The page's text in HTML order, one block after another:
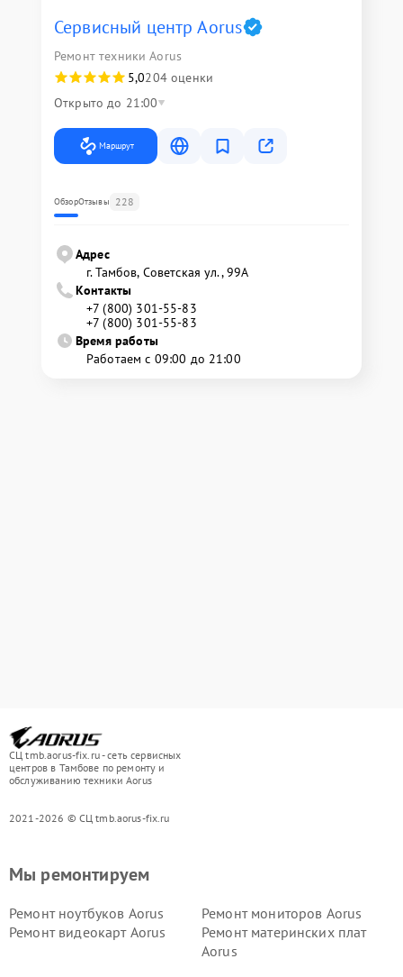
Сервисный центр Aorus
Ремонт техники Aorus
5,0204 оценки
Открыто до 21:00
Маршрут
ОбзорОтзывы 228
Адрес
г. Тамбов, Советская ул., 99А
Контакты
+7 (800) 301-55-83
+7 (800) 301-55-83
Время работы
Работаем с 09:00 до 21:00
СЦ tmb.aorus-fix.ru - сеть сервисных
центров в Тамбове по ремонту и
обслуживанию техники Aorus
2021-2026 © СЦ tmb.aorus-fix.ru
Мы ремонтируем
Ремонт ноутбуков Aorus
Ремонт мониторов Aorus
Ремонт видеокарт Aorus
Ремонт материнских плат
Aorus